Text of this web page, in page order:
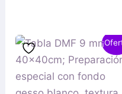
El
original
era:
El
precio
actual
es: